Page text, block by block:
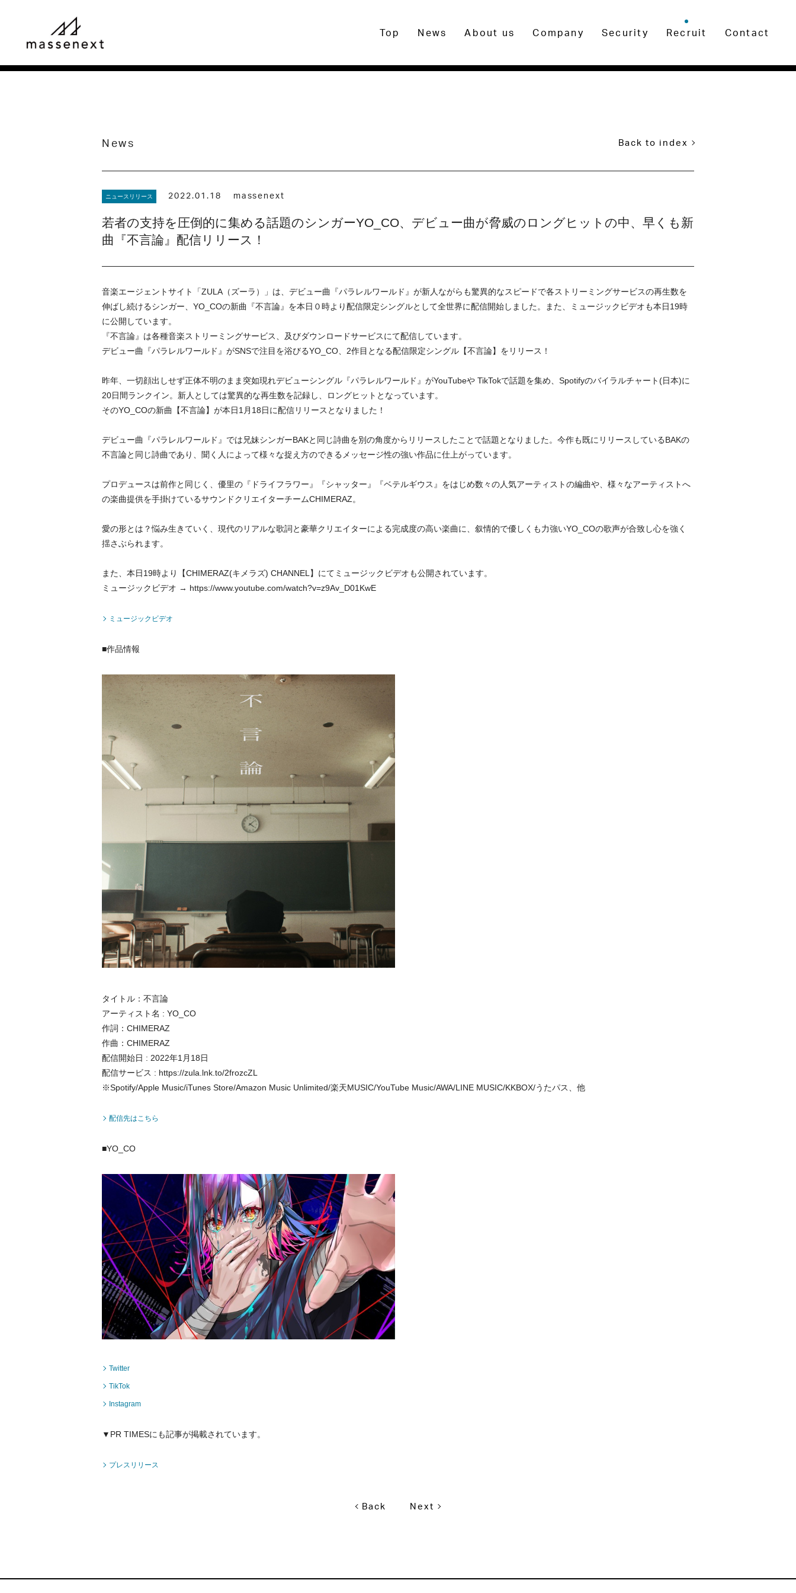
Top News About us Company Security Recruit Contact
News Back to index
ニュースリリース 2022.01.18 massenext
若者の支持を圧倒的に集める話題のシンガーYO_CO、デビュー曲が脅威のロングヒットの中、早くも新
曲『不言論』配信リリース！
音楽エージェントサイト「ZULA（ズーラ）」は、デビュー曲『パラレルワールド』が新人ながらも驚異的なスピードで各ストリーミングサービスの再生数を
伸ばし続けるシンガー、YO_COの新曲『不言論』を本日０時より配信限定シングルとして全世界に配信開始しました。また、ミュージックビデオも本日19時
に公開しています。
『不言論』は各種音楽ストリーミングサービス、及びダウンロードサービスにて配信しています。
デビュー曲『パラレルワールド』がSNSで注目を浴びるYO_CO、2作目となる配信限定シングル【不言論】をリリース！
昨年、一切顔出しせず正体不明のまま突如現れデビューシングル『パラレルワールド』がYouTubeや TikTokで話題を集め、Spotifyのバイラルチャート(日本)に
20日間ランクイン。新人としては驚異的な再生数を記録し、ロングヒットとなっています。
そのYO_COの新曲【不言論】が本日1月18日に配信リリースとなりました！
デビュー曲『パラレルワールド』では兄妹シンガーBAKと同じ詩曲を別の角度からリリースしたことで話題となりました。今作も既にリリースしているBAKの
不言論と同じ詩曲であり、聞く人によって様々な捉え方のできるメッセージ性の強い作品に仕上がっています。
プロデュースは前作と同じく、優里の『ドライフラワー』『シャッター』『ベテルギウス』をはじめ数々の人気アーティストの編曲や、様々なアーティストへ
の楽曲提供を手掛けているサウンドクリエイターチームCHIMERAZ。
愛の形とは？悩み生きていく、現代のリアルな歌詞と豪華クリエイターによる完成度の高い楽曲に、叙情的で優しくも力強いYO_COの歌声が合致し心を強く
揺さぶられます。
また、本日19時より【CHIMERAZ(キメラズ) CHANNEL】にてミュージックビデオも公開されています。
ミュージックビデオ → https://www.youtube.com/watch?v=z9Av_D01KwE
ミュージックビデオ
■作品情報
タイトル：不言論
アーティスト名 : YO_CO
作詞：CHIMERAZ
作曲：CHIMERAZ
配信開始日 : 2022年1月18日
配信サービス : https://zula.lnk.to/2frozcZL
※Spotify/Apple Music/iTunes Store/Amazon Music Unlimited/楽天MUSIC/YouTube Music/AWA/LINE MUSIC/KKBOX/うたパス、他
配信先はこちら
■YO_CO
Twitter
TikTok
Instagram
▼PR TIMESにも記事が掲載されています。
プレスリリース
Back Next